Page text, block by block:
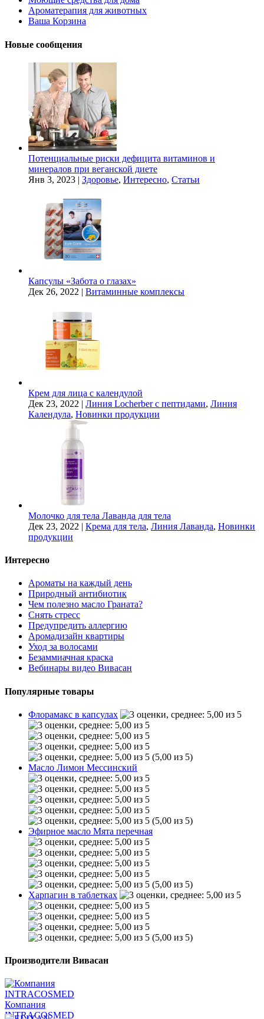
Ароматерапия для животных
Ваша Корзина
Новые сообщения
Потенциальные риски дефицита витаминов и
минералов при веганской диете
Янв 3, 2023 | Здоровье, Интересно, Статьи
Капсулы «Забота о глазах»
Дек 26, 2022 | Витаминные комплексы
Крем для лица с календулой
Дек 23, 2022 | Линия Locherber с пептидами, Линия
Календула, Новинки продукции
Молочко для тела Лаванда для тела
Дек 23, 2022 | Крема для тела, Линия Лаванда, Новинки
продукции
Интересно
Ароматы на каждый день
Природный антибиотик
Чем полезно масло Граната?
Снять стресс
Предупредить аллергию
Аромадизайн квартиры
Уход за волосами
Безаммиачная краска
Вебинары видео Вивасан
Популярные товары
Флорамакс в капсулах
(5,00 из 5)
Масло Лимон Мессинский
(5,00 из 5)
Эфирное масло Мята перечная
(5,00 из 5)
Харпагин в таблетках
(5,00 из 5)
Производители Вивасан
Компания
INTRACOSMED